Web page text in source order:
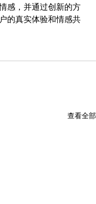
感，并通过创新的方
的真实体验和情感共
查看全部